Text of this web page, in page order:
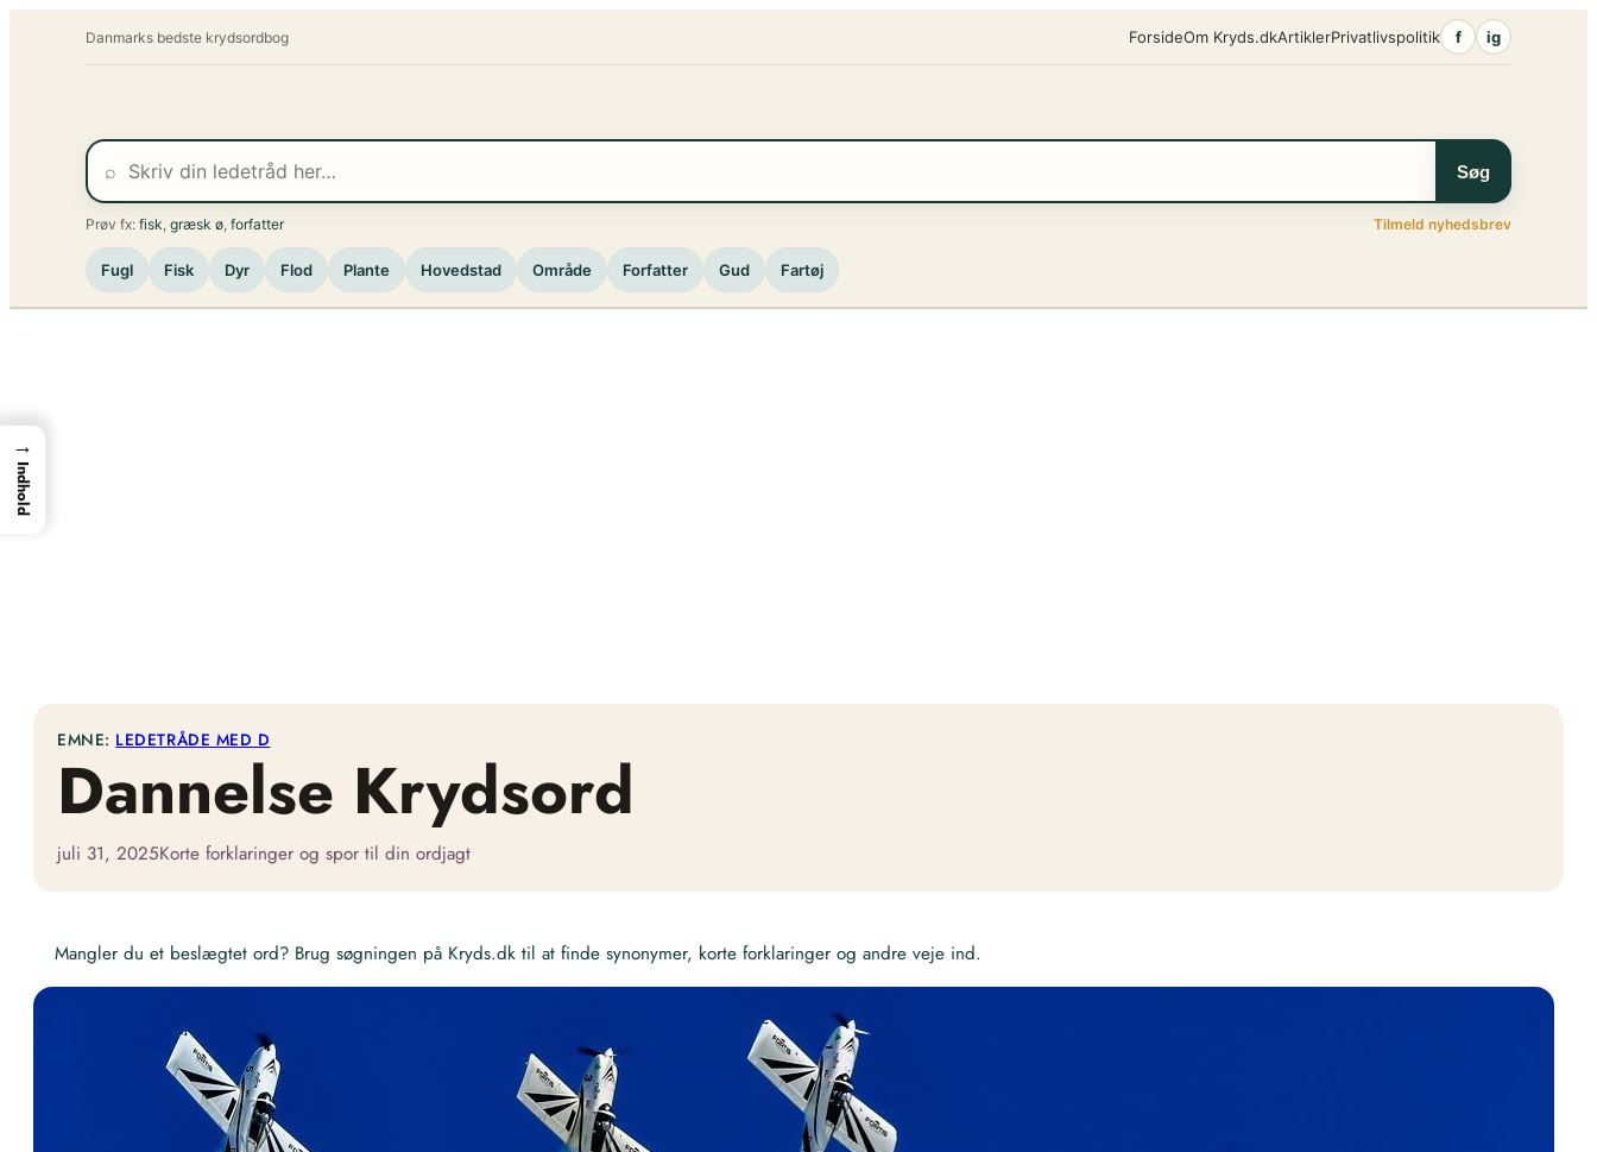
Danmarks bedste krydsordbog ForsideOm Kryds.dkArtiklerPrivatlivspolitik f ig
⌕ Søg
Prøv fx: fisk græsk ø forfatter Tilmeld nyhedsbrev
Fugl Fisk Dyr Flod Plante Hovedstad Område Forfatter Gud Fartøj
EMNE: LEDETRÅDE MED D
Dannelse Krydsord
juli 31, 2025Korte forklaringer og spor til din ordjagt
Mangler du et beslægtet ord? Brug søgningen på Kryds.dk til at finde synonymer, korte forklaringer og andre veje ind.
→
Indhold